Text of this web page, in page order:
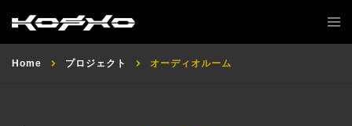
Home プロジェクト オーディオルーム